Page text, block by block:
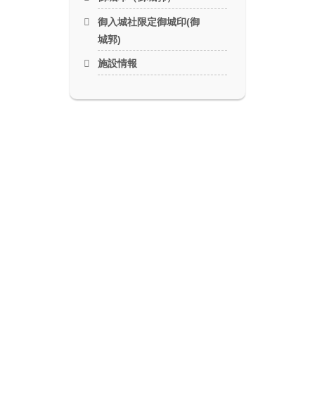
御入城社限定御城印(御
城郭)
施設情報